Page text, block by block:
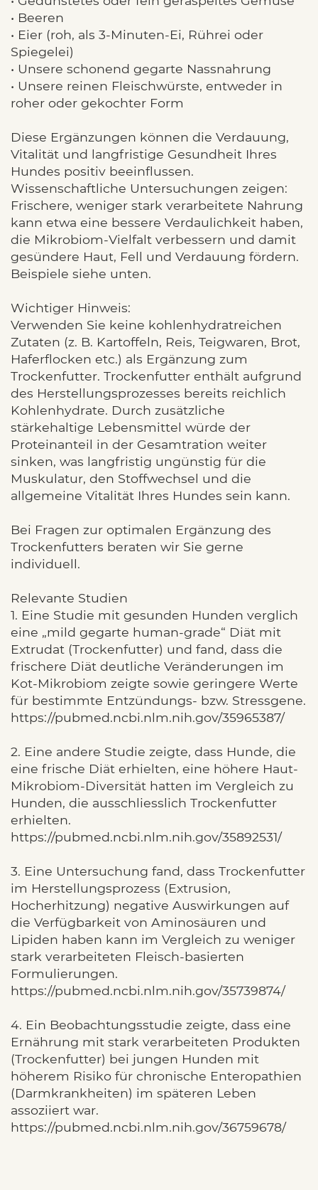
• Beeren
• Eier (roh, als 3-Minuten-Ei, Rührei oder
Spiegelei)
• Unsere schonend gegarte Nassnahrung
• Unsere reinen Fleischwürste, entweder in
roher oder gekochter Form
Diese Ergänzungen können die Verdauung,
Vitalität und langfristige Gesundheit Ihres
Hundes positiv beeinflussen.
Wissenschaftliche Untersuchungen zeigen:
Frischere, weniger stark verarbeitete Nahrung
kann etwa eine bessere Verdaulichkeit haben,
die Mikrobiom-Vielfalt verbessern und damit
gesündere Haut, Fell und Verdauung fördern.
Beispiele siehe unten.
Wichtiger Hinweis:
Verwenden Sie keine kohlenhydratreichen
Zutaten (z. B. Kartoffeln, Reis, Teigwaren, Brot,
Haferflocken etc.) als Ergänzung zum
Trockenfutter. Trockenfutter enthält aufgrund
des Herstellungsprozesses bereits reichlich
Kohlenhydrate. Durch zusätzliche
stärkehaltige Lebensmittel würde der
Proteinanteil in der Gesamtration weiter
sinken, was langfristig ungünstig für die
Muskulatur, den Stoffwechsel und die
allgemeine Vitalität Ihres Hundes sein kann.
Bei Fragen zur optimalen Ergänzung des
Trockenfutters beraten wir Sie gerne
individuell.
Relevante Studien
1. Eine Studie mit gesunden Hunden verglich
eine „mild gegarte human-grade“ Diät mit
Extrudat (Trockenfutter) und fand, dass die
frischere Diät deutliche Veränderungen im
Kot-Mikrobiom zeigte sowie geringere Werte
für bestimmte Entzündungs- bzw. Stressgene.
https://pubmed.ncbi.nlm.nih.gov/35965387/
2. Eine andere Studie zeigte, dass Hunde, die
eine frische Diät erhielten, eine höhere Haut-
Mikrobiom-Diversität hatten im Vergleich zu
Hunden, die ausschliesslich Trockenfutter
erhielten.
https://pubmed.ncbi.nlm.nih.gov/35892531/
3. Eine Untersuchung fand, dass Trockenfutter
im Herstellungsprozess (Extrusion,
Hocherhitzung) negative Auswirkungen auf
die Verfügbarkeit von Aminosäuren und
Lipiden haben kann im Vergleich zu weniger
stark verarbeiteten Fleisch-basierten
Formulierungen.
https://pubmed.ncbi.nlm.nih.gov/35739874/
4. Ein Beobachtungsstudie zeigte, dass eine
Ernährung mit stark verarbeiteten Produkten
(Trockenfutter) bei jungen Hunden mit
höherem Risiko für chronische Enteropathien
(Darmkrankheiten) im späteren Leben
assoziiert war.
https://pubmed.ncbi.nlm.nih.gov/36759678/